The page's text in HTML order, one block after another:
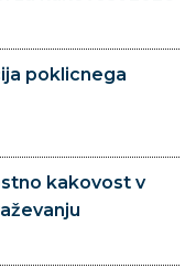
poklicnega
kakovost v